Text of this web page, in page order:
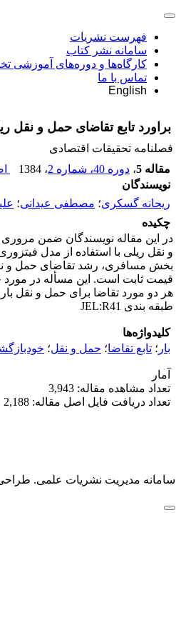
فهرست نشریات
سامانه نشر کتاب
کارگاه‌ها و دوره‌های آموزشی
تماس با ما
English
براورد تابع تقاضای حمل و نقل
فصلنامه تحقیقات اقتصادی
مقاله 5
، دوره 40، شماره 2 ، 1384
نویسندگان
ریحانه گسکرى؛ مصطفى عیدانى؛
چکیده
در این مقاله نویسندگان ضمن
بخش مسافری، رشد تقاضای حمل و
قیمت ثابت است. این مسأله در
هر دو مورد تقاضا برای حمل و نقل
طبقه بندی JEL:R41
کلیدواژه‌ها
بار ؛ تابع تقاضا؛ حمل و نقل؛
آمار
تعداد مشاهده مقاله: 3,943
تعداد دریافت فایل اصل مقاله: 2,188
سامانه مدیریت نشریات علمی.